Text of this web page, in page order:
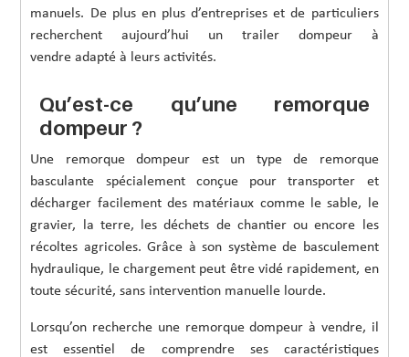
manuels. De plus en plus d’entreprises et de particuliers
recherchent aujourd’hui un trailer dompeur à
vendre adapté à leurs activités.
Qu’est-ce qu’une remorque
dompeur ?
Une remorque dompeur est un type de remorque
basculante spécialement conçue pour transporter et
décharger facilement des matériaux comme le sable, le
gravier, la terre, les déchets de chantier ou encore les
récoltes agricoles. Grâce à son système de basculement
hydraulique, le chargement peut être vidé rapidement, en
toute sécurité, sans intervention manuelle lourde.
Lorsqu’on recherche une remorque dompeur à vendre, il
est essentiel de comprendre ses caractéristiques